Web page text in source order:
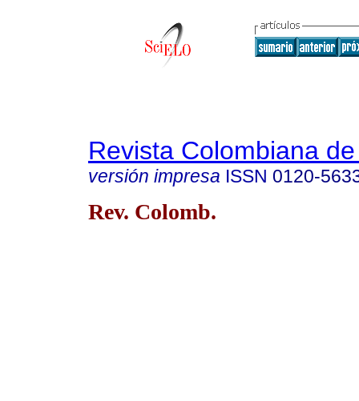
Revista Colombiana
versión impresa ISSN 0120-
Rev. Colomb.